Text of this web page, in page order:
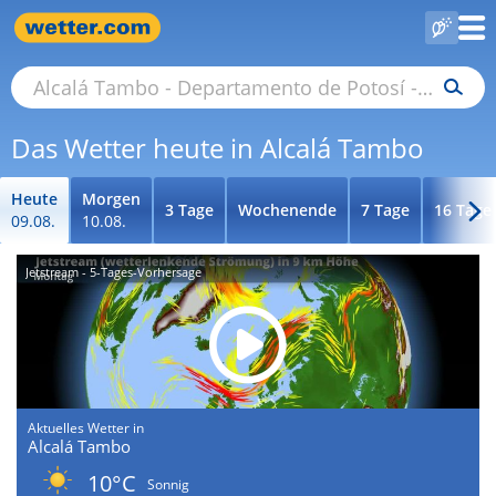
Das Wetter heute in Alcalá Tambo
Heute
09.08.
Morgen
10.08.
3 Tage Wochenende 7 Tage 16 Tage
Jetstream - 5-Tages-Vorhersage
Aktuelles Wetter in
Alcalá Tambo
10°C
Sonnig